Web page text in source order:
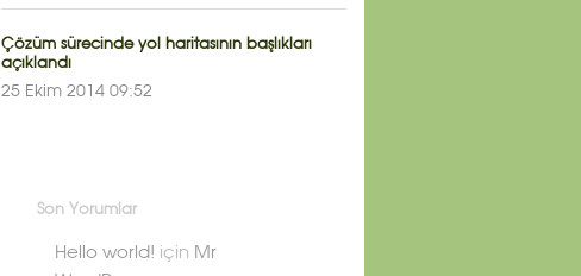
Çözüm sürecinde yol haritasının başlıkları
açıklandı
25 Ekim 2014 09:52
Son Yorumlar
Hello world! için Mr